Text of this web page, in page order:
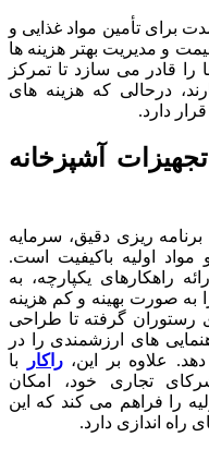
برای تأمین مواد غذایی و
و مدیریت بهتر هزینه ها
قادر می سازد تا تمرکز
درحالی که هزینه های
دارد.
آشپزخانه
ریزی دقیق، سرمایه
مواد اولیه باکیفیت است.
راهکارهای یکپارچه، به
به صورت بهینه و کم هزینه
رستوران گرفته تا طراحی
های ارزشمندی را در
علاوه بر این،راکار
با
تجاری خود، امکان
را فراهم می کند که این
راه اندازی دارد.